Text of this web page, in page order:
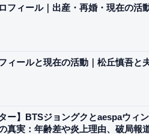
フィール｜出産・再婚・現在の活
ィールと現在の活動｜松丘慎吾と
ー】BTSジョングクとaespaウィン
真実：年齢差や炎上理由、破局報